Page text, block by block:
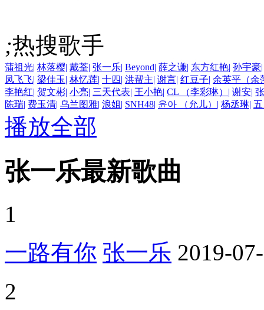
;热搜歌手
蒲祖光| 林落樱| 戴荃| 张一乐| Beyond| 薛之谦| 东方红艳| 孙宇豪|
凤飞飞| 梁佳玉| 林忆莲| 十四| 洪帮主| 谢言| 红豆子| 余英平（余
李艳红| 贺文彬| 小亮| 三天代表| 王小艳| CL （李彩琳） | 谢安|
陈瑞| 费玉清| 乌兰图雅| 浪姐| SNH48| 윤아 （允儿） | 杨丞琳|
播放全部
张一乐最新歌曲
1
一路有你 张一乐 2019-
2